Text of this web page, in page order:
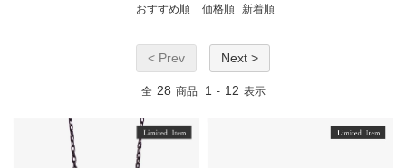
おすすめ順 価格順 新着順
< Prev Next >
全 28 商品 1 - 12 表示